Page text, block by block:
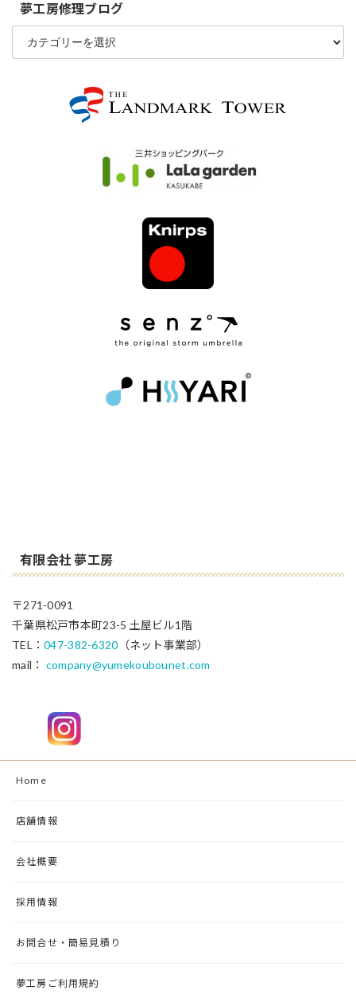
夢工房修理ブログ
夢
房
有限会社 夢工房
〒271-0091
千葉県松戸市本町23-5 土屋ビル1階
TEL：047-382-6320 （ネット事業部）
mail： company@yumekoubounet.com
Home
店舗情報
会社概要
採用情報
お問合せ・簡易見積り
夢工房ご利用規約